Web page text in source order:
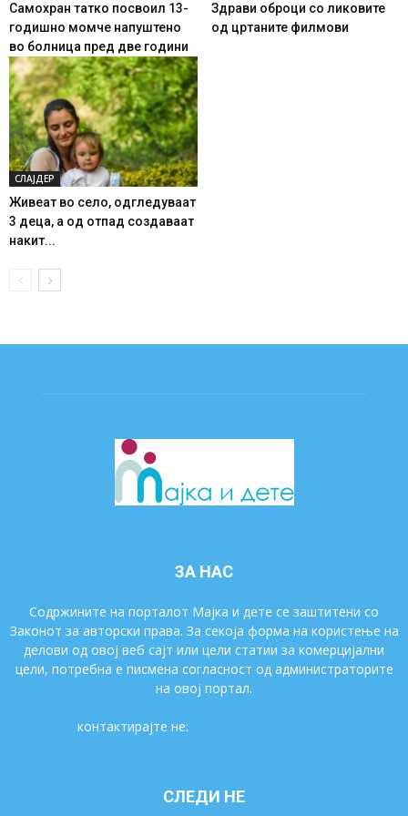
Самохран татко посвоил 13-
годишно момче напуштено
во болница пред две години
Здрави оброци со ликовите
од цртаните филмови
СЛАЈДЕР
Живеат во село, одгледуваат
3 деца, а од отпад создаваат
накит...
ЗА НАС
Содржините на порталот Мајка и дете се заштитени со
Законот за авторски права. За секоја форма на користење на
делови од овој веб сајт или цели статии за комерцијални
цели, потребна е писмена согласност од администраторите
на овој портал.
контактирајте не:
СЛЕДИ НЕ